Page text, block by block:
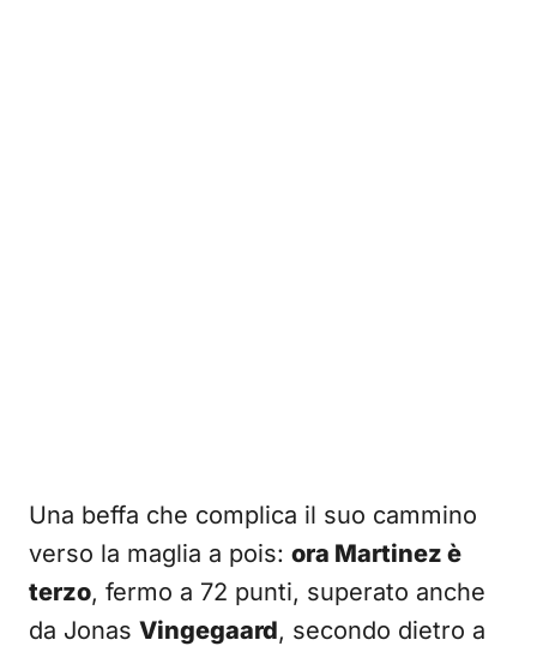
Una beffa che complica il suo cammino
verso la maglia a pois: ora Martinez è
terzo, fermo a 72 punti, superato anche
da Jonas Vingegaard, secondo dietro a